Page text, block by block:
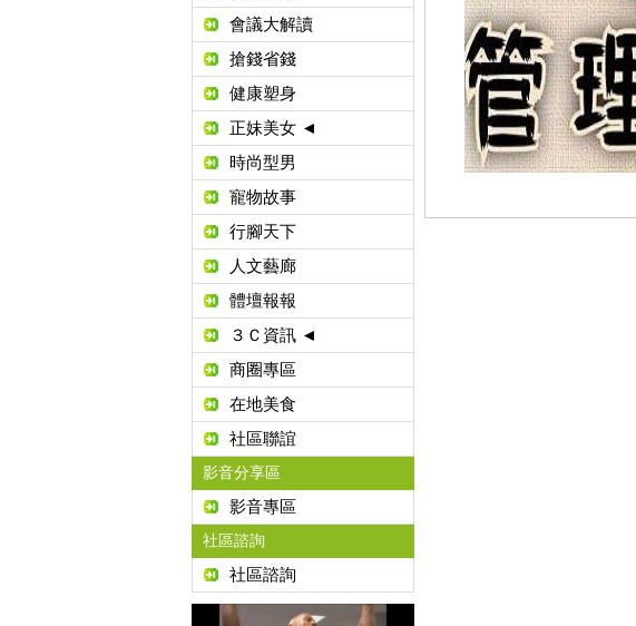
會議大解讀
搶錢省錢
健康塑身
正妹美女 ◄
時尚型男
寵物故事
行腳天下
人文藝廊
體壇報報
３Ｃ資訊 ◄
商圈專區
在地美食
社區聯誼
影音分享區
影音專區
社區諮詢
社區諮詢